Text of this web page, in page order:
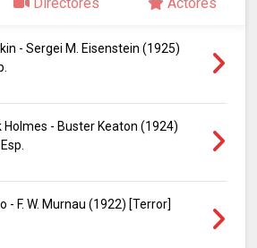
- Sergei M. Eisenstein (1925)
Holmes - Buster Keaton (1924)
- F. W. Murnau (1922) [Terror]